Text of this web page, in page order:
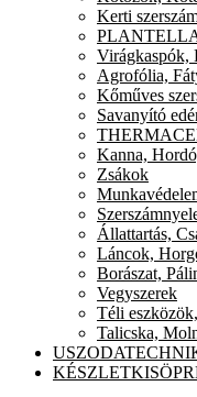
Kerti
Virágkaspók,
Agrofólia,
Kőműves
Savanyító
Kanna,
Zsákok
Állattartás,
Láncok,
Borászat,
Vegyszerek
Téli
Talicska,